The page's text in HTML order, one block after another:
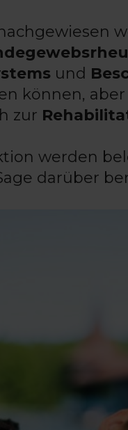
und
können,
zur
werden
darüber